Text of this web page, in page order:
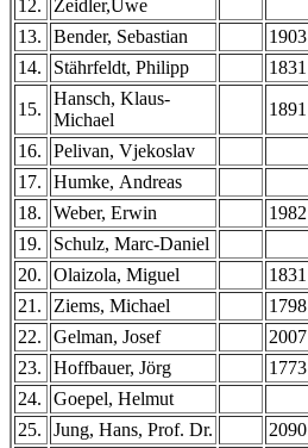
12.
Zeidler,Uwe
13.
Bender, Sebastian 1903
14.
Stährfeldt, Philipp 1831
15.
Hansch, Klaus-
Michael
1891
16. Pelivan, Vjekoslav
17.
Humke, Andreas
18.
Weber, Erwin 1982
19.
Schulz, Marc-Daniel
20.
Olaizola, Miguel 1831
21.
Ziems, Michael 1798
22.
Gelman, Josef 2007
23.
Hoffbauer, Jörg 1773
24.
Goepel, Helmut
25.
Jung, Hans, Prof. Dr. 2090